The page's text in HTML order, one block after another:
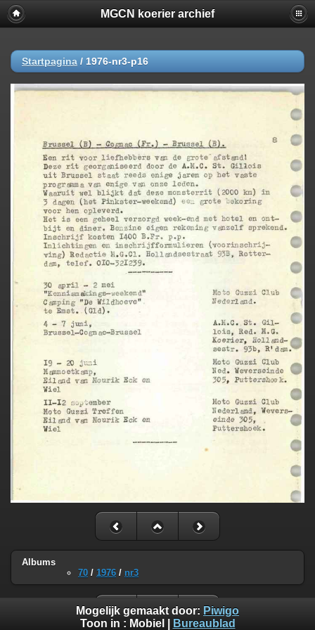
MGCN koerier archief
Startpagina / 1976-nr3-p16
Albums
70 / 1976 / nr3
Mogelijk gemaakt door: Piwigo
Toon in : Mobiel Bureaublad